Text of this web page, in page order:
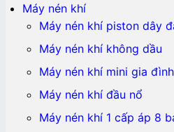
Máy nén khí
Máy nén khí piston dây
Máy nén khí không dầu
Máy nén khí mini gia đình
Máy nén khí đầu nổ
Máy nén khí 1 cấp áp 8